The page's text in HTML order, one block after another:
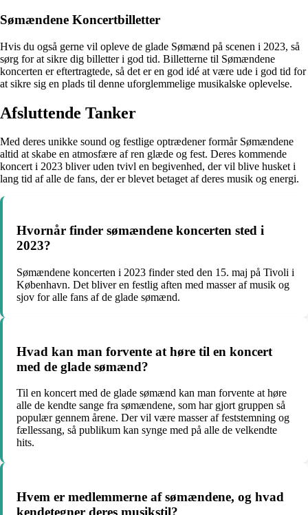
Sømændene Koncertbilletter
Hvis du også gerne vil opleve de glade Sømænd på scenen i 2023, så
sørg for at sikre dig billetter i god tid. Billetterne til Sømændene
koncerten er eftertragtede, så det er en god idé at være ude i god tid for
at sikre sig en plads til denne uforglemmelige musikalske oplevelse.
Afsluttende Tanker
Med deres unikke sound og festlige optrædener formår Sømændene
altid at skabe en atmosfære af ren glæde og fest. Deres kommende
koncert i 2023 bliver uden tvivl en begivenhed, der vil blive husket i
lang tid af alle de fans, der er blevet betaget af deres musik og energi.
Hvornår finder sømændene koncerten sted i
2023?
Sømændene koncerten i 2023 finder sted den 15. maj på Tivoli i
København. Det bliver en festlig aften med masser af musik og
sjov for alle fans af de glade sømænd.
Hvad kan man forvente at høre til en koncert
med de glade sømænd?
Til en koncert med de glade sømænd kan man forvente at høre
alle de kendte sange fra sømændene, som har gjort gruppen så
populær gennem årene. Der vil være masser af feststemning og
fællessang, så publikum kan synge med på alle de velkendte
hits.
Hvem er medlemmerne af sømændene, og hvad
kendetegner deres musikstil?